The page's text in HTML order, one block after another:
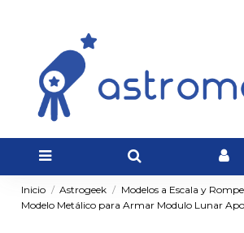
Inicio Astrogeek
Modelos a Escala y
Modelo Metálico para Armar Modulo Lunar